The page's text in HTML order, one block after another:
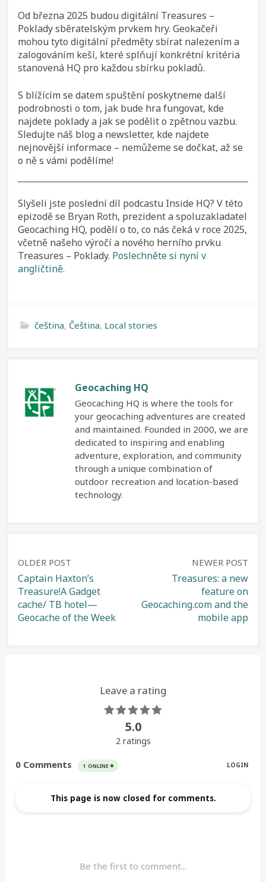
Od března 2025 budou digitální Treasures –
Poklady sběratelským prvkem hry. Geokačeři
mohou tyto digitální předměty sbírat nalezením a
zalogováním keší, které splňují konkrétní kritéria
stanovená HQ pro každou sbírku pokladů.
S blížícím se datem spuštění poskytneme další
podrobnosti o tom, jak bude hra fungovat, kde
najdete poklady a jak se podělit o zpětnou vazbu.
Sledujte náš blog a newsletter, kde najdete
nejnovější informace – nemůžeme se dočkat, až se
o ně s vámi podělíme!
Slyšeli jste poslední díl podcastu Inside HQ? V této
epizodě se Bryan Roth, prezident a spoluzakladatel
Geocaching HQ, podělí o to, co nás čeká v roce 2025,
včetně našeho výročí a nového herního prvku
Treasures – Poklady. Poslechněte si nyní v
angličtině.
čeština, Čeština, Local stories
Geocaching HQ
Geocaching HQ is where the tools for
your geocaching adventures are created
and maintained. Founded in 2000, we are
dedicated to inspiring and enabling
adventure, exploration, and community
through a unique combination of
outdoor recreation and location-based
technology.
Post
navigation
OLDER POST
Captain Haxton’s
Treasure!A Gadget
cache/ TB hotel—
Geocache of the Week
NEWER POST
Treasures: a new
feature on
Geocaching.com and the
mobile app